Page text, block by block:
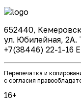
652440,
ул. Юбилейная, 2А.
+7(38446) 22-1-16
Перепечатка и
с согласия
16+